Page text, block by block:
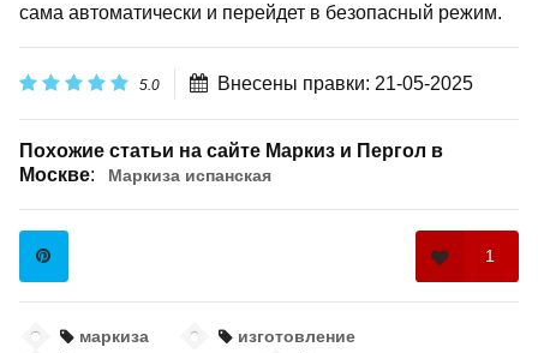
сама автоматически и перейдет в безопасный режим.
5.0 Внесены правки: 21-05-2025
Похожие статьи на сайте Маркиз и Пергол в
Москве: ​Маркиза испанская
1
маркиза
изготовление